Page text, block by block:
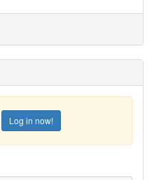
Log in now!